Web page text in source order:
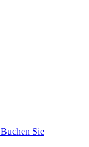
Buchen Sie